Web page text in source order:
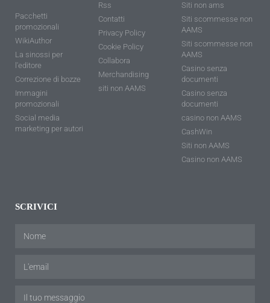
Pacchetti
promozionali
WikiAuthor
La sinossi per
l'editore
Correzione di bozze
Immagini
promozionali
Social media
marketing per autori
Rss
Contatti
Privacy Policy
Cookie Policy
Collabora
Merchandising
siti non AAMS
Siti non ams
Siti scommesse non
AAMS
Siti scommesse non
AAMS
Casino senza
documenti
Casino senza
documenti
casino non AAMS
CashWin
Siti non AAMS
Casino non AAMS
SCRIVICI